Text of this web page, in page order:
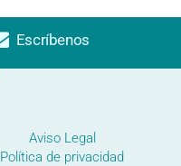
Escríbenos
Aviso Legal
Política de privacidad